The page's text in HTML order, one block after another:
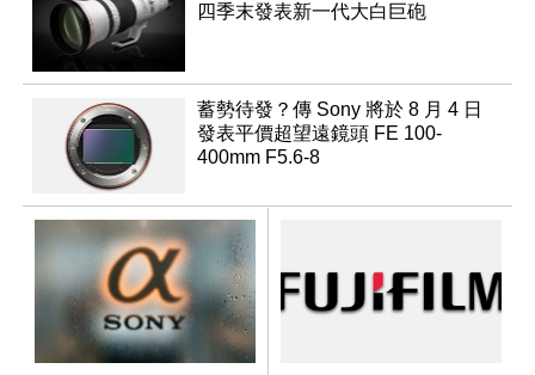
四季末發表新一代大白巨砲
蓄勢待發？傳 Sony 將於 8 月 4 日
發表平價超望遠鏡頭 FE 100-
400mm F5.6-8